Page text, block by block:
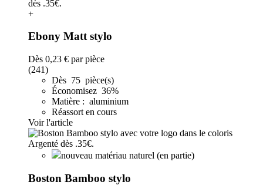
+
Ebony Matt stylo
Dès 0,23 € par pièce
(241)
Dès 75 pièce(s)
Économisez 36%
Matière : aluminium
Réassort en cours
Voir l'article
nouveau matériau naturel (en partie)
Boston Bamboo stylo